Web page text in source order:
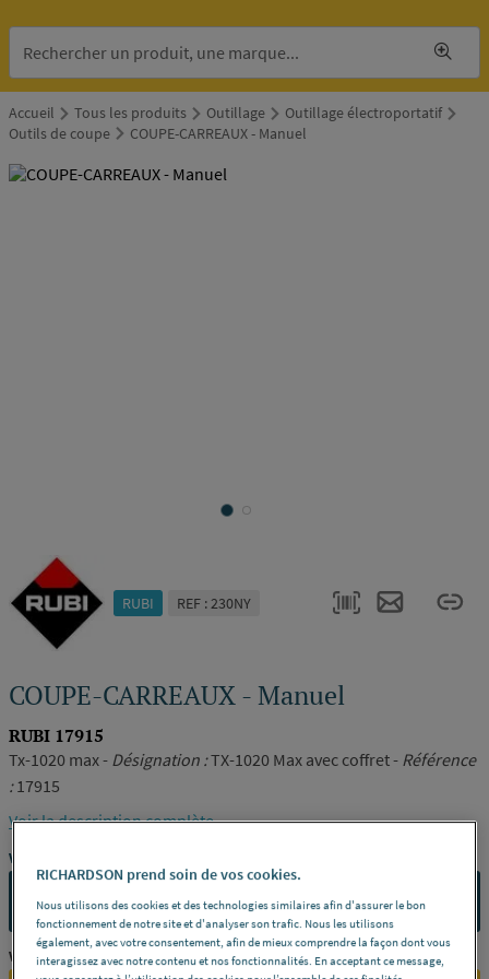
Accueil Tous les produits Outillage
Outillage électroportatif
Outils de coupe
COUPE-CARREAUX - Manuel
RUBI REF : 230NY
COUPE-CARREAUX - Manuel
RUBI 17915
Tx-1020 max - Désignation :TX-1020 Max avec coffret - Référence
:17915
Voir la description complète
Vous avez un projet ?
CONTACTEZ-NOUS
Vous êtes un professionnel ?
RICHARDSON prend soin de vos cookies.
Nous utilisons des cookies et des technologies similaires afin d'assurer le bon
fonctionnement de notre site et d'analyser son trafic. Nous les utilisons
également, avec votre consentement, afin de mieux comprendre la façon dont vous
interagissez avec notre contenu et nos fonctionnalités. En acceptant ce message,